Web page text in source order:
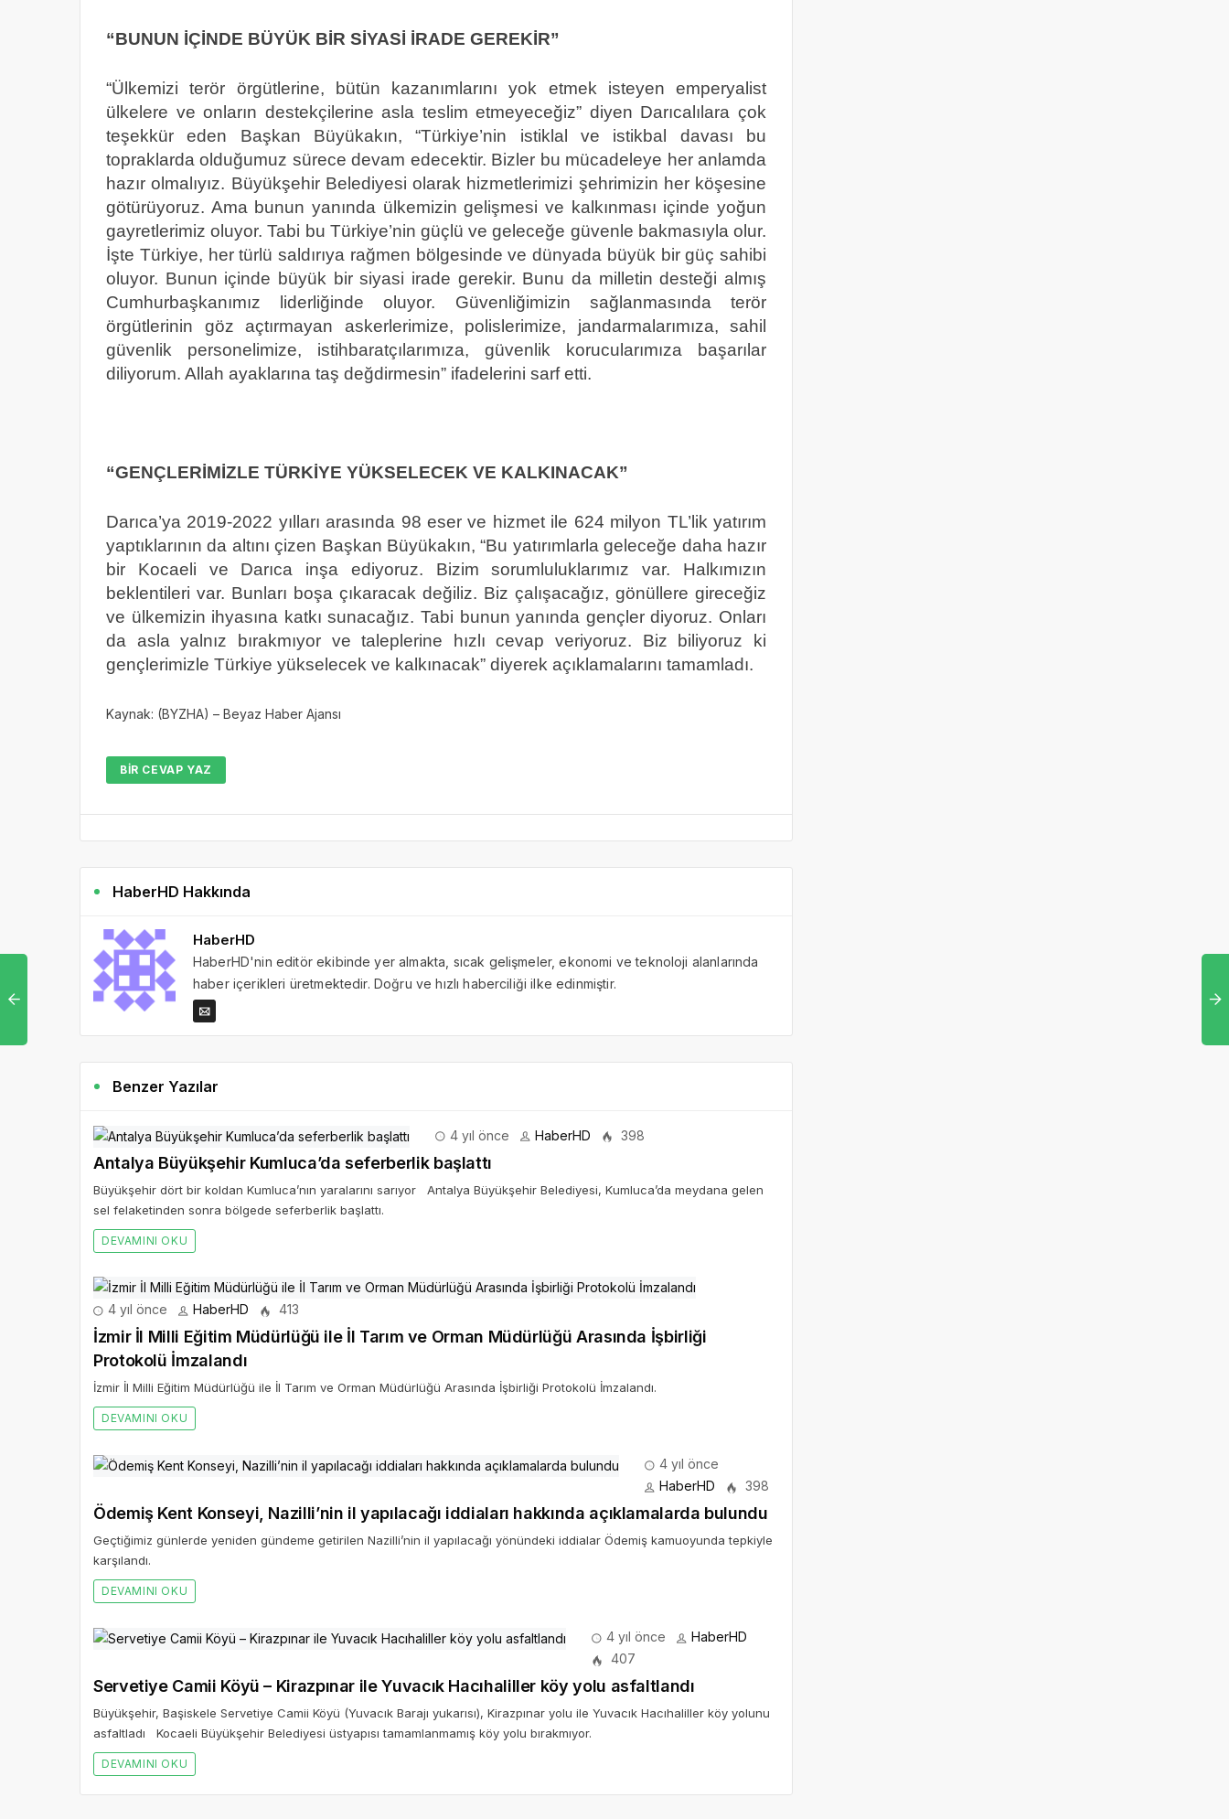
“BUNUN İÇİNDE BÜYÜK BİR SİYASİ İRADE GEREKİR”
“Ülkemizi terör örgütlerine, bütün kazanımlarını yok etmek isteyen emperyalist
ülkelere ve onların destekçilerine asla teslim etmeyeceğiz” diyen Darıcalılara çok
teşekkür eden Başkan Büyükakın, “Türkiye’nin istiklal ve istikbal davası bu
topraklarda olduğumuz sürece devam edecektir. Bizler bu mücadeleye her anlamda
hazır olmalıyız. Büyükşehir Belediyesi olarak hizmetlerimizi şehrimizin her köşesine
götürüyoruz. Ama bunun yanında ülkemizin gelişmesi ve kalkınması içinde yoğun
gayretlerimiz oluyor. Tabi bu Türkiye’nin güçlü ve geleceğe güvenle bakmasıyla olur.
İşte Türkiye, her türlü saldırıya rağmen bölgesinde ve dünyada büyük bir güç sahibi
oluyor. Bunun içinde büyük bir siyasi irade gerekir. Bunu da milletin desteği almış
Cumhurbaşkanımız liderliğinde oluyor. Güvenliğimizin sağlanmasında terör
örgütlerinin göz açtırmayan askerlerimize, polislerimize, jandarmalarımıza, sahil
güvenlik personelimize, istihbaratçılarımıza, güvenlik korucularımıza başarılar
diliyorum. Allah ayaklarına taş değdirmesin” ifadelerini sarf etti.
“GENÇLERİMİZLE TÜRKİYE YÜKSELECEK VE KALKINACAK”
Darıca’ya 2019-2022 yılları arasında 98 eser ve hizmet ile 624 milyon TL’lik yatırım
yaptıklarının da altını çizen Başkan Büyükakın, “Bu yatırımlarla geleceğe daha hazır
bir Kocaeli ve Darıca inşa ediyoruz. Bizim sorumluluklarımız var. Halkımızın
beklentileri var. Bunları boşa çıkaracak değiliz. Biz çalışacağız, gönüllere gireceğiz
ve ülkemizin ihyasına katkı sunacağız. Tabi bunun yanında gençler diyoruz. Onları
da asla yalnız bırakmıyor ve taleplerine hızlı cevap veriyoruz. Biz biliyoruz ki
gençlerimizle Türkiye yükselecek ve kalkınacak” diyerek açıklamalarını tamamladı.
Kaynak: (BYZHA) – Beyaz Haber Ajansı
BIR CEVAP YAZ
HaberHD Hakkında
HaberHD
HaberHD'nin editör ekibinde yer almakta, sıcak gelişmeler, ekonomi ve teknoloji alanlarında
haber içerikleri üretmektedir. Doğru ve hızlı haberciliği ilke edinmiştir.
Benzer Yazılar
4 yıl önce HaberHD 398
Antalya Büyükşehir Kumluca’da seferberlik başlattı
Büyükşehir dört bir koldan Kumluca’nın yaralarını sarıyor Antalya Büyükşehir Belediyesi, Kumluca’da meydana gelen
sel felaketinden sonra bölgede seferberlik başlattı.
DEVAMINI OKU
4 yıl önce HaberHD 413
İzmir İl Milli Eğitim Müdürlüğü ile İl Tarım ve Orman Müdürlüğü Arasında İşbirliği
Protokolü İmzalandı
İzmir İl Milli Eğitim Müdürlüğü ile İl Tarım ve Orman Müdürlüğü Arasında İşbirliği Protokolü İmzalandı.
DEVAMINI OKU
4 yıl önce
HaberHD
398
Ödemiş Kent Konseyi, Nazilli’nin il yapılacağı iddiaları hakkında açıklamalarda bulundu
Geçtiğimiz günlerde yeniden gündeme getirilen Nazilli’nin il yapılacağı yönündeki iddialar Ödemiş kamuoyunda tepkiyle
karşılandı.
DEVAMINI OKU
4 yıl önce
HaberHD
407
Servetiye Camii Köyü – Kirazpınar ile Yuvacık Hacıhaliller köy yolu asfaltlandı
Büyükşehir, Başiskele Servetiye Camii Köyü (Yuvacık Barajı yukarısı), Kirazpınar yolu ile Yuvacık Hacıhaliller köy yolunu
asfaltladı Kocaeli Büyükşehir Belediyesi üstyapısı tamamlanmamış köy yolu bırakmıyor.
DEVAMINI OKU